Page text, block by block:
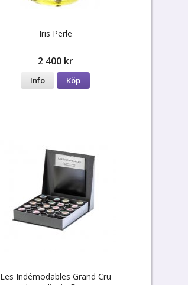
Iris Perle
2 400 kr
Info Köp
Les Indémodables Grand Cru